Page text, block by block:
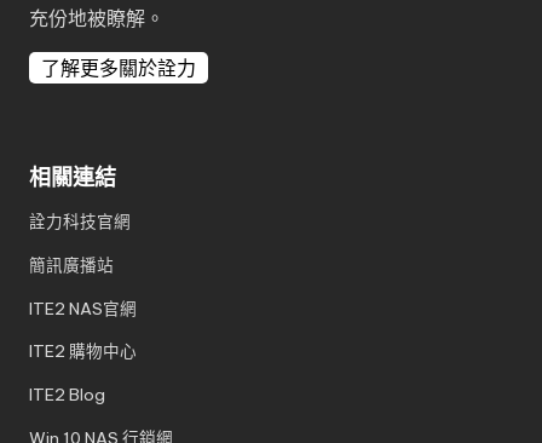
充份地被瞭解。
了解更多關於詮力
相關連結
詮力科技官網
簡訊廣播站
ITE2 NAS官網
ITE2 購物中心
ITE2 Blog
Win 10 NAS 行銷網